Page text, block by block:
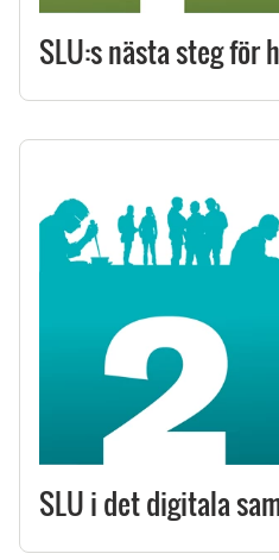
SLU:s nästa steg för
SLU i det digitala